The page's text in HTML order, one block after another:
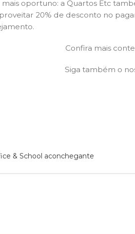
oportuno: a Quartos Etc
20% de desconto no
Confira mais
Siga também o
& School aconchegante